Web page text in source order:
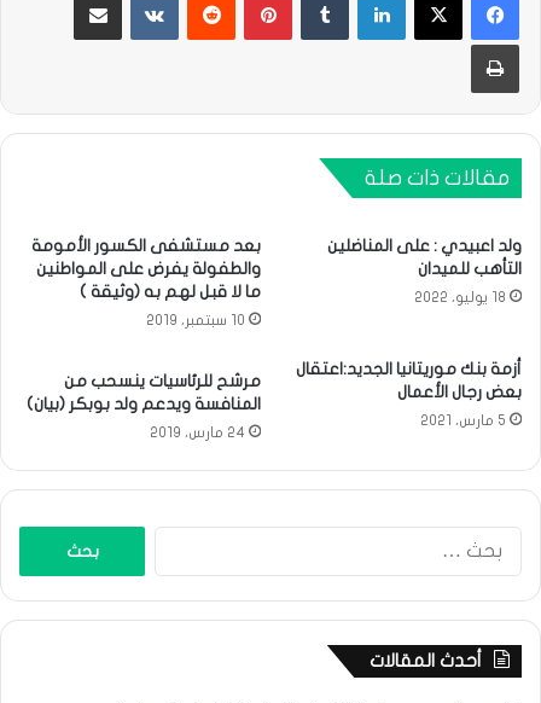
طباعة
مقالات ذات صلة
ولد اعبيدي : على المناضلين
التأهب للميدان
18 يوليو، 2022
بعد مستشفى الكسور الأمومة
والطفولة يفرض على المواطنين
ما لا قبل لهم به (وثيقة )
10 سبتمبر، 2019
أزمة بنك موريتانيا الجديد:اعتقال
بعض رجال الأعمال
5 مارس، 2021
مرشح للرئاسيات ينسحب من
المنافسة ويدعم ولد بوبكر (بيان)
24 مارس، 2019
أحدث المقالات